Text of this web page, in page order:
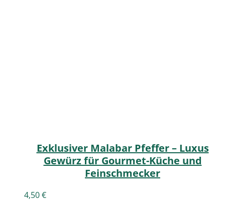
Exklusiver Malabar Pfeffer – Luxus
Gewürz für Gourmet-Küche und
Feinschmecker
4,50€